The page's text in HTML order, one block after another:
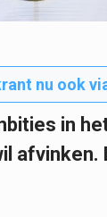
nu ook
in
afvinken.